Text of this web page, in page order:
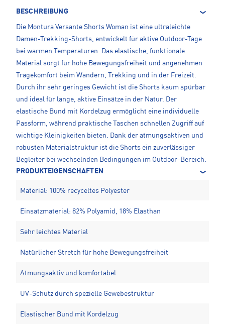
BESCHREIBUNG
Die Montura Versante Shorts Woman ist eine ultraleichte
Damen-Trekking-Shorts, entwickelt für aktive Outdoor-Tage
bei warmen Temperaturen. Das elastische, funktionale
Material sorgt für hohe Bewegungsfreiheit und angenehmen
Tragekomfort beim Wandern, Trekking und in der Freizeit.
Durch ihr sehr geringes Gewicht ist die Shorts kaum spürbar
und ideal für lange, aktive Einsätze in der Natur. Der
elastische Bund mit Kordelzug ermöglicht eine individuelle
Passform, während praktische Taschen schnellen Zugriff auf
wichtige Kleinigkeiten bieten. Dank der atmungsaktiven und
robusten Materialstruktur ist die Shorts ein zuverlässiger
Begleiter bei wechselnden Bedingungen im Outdoor-Bereich.
PRODUKTEIGENSCHAFTEN
Material: 100% recyceltes Polyester
Einsatzmaterial: 82% Polyamid, 18% Elasthan
Sehr leichtes Material
Natürlicher Stretch für hohe Bewegungsfreiheit
Atmungsaktiv und komfortabel
UV-Schutz durch spezielle Gewebestruktur
Elastischer Bund mit Kordelzug